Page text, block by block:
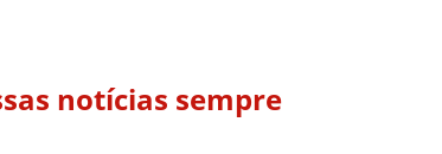
notícias sempre